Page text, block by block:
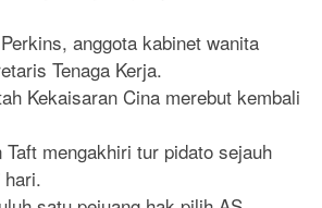
anggota kabinet wanita
Tenaga Kerja.
Kekaisaran Cina merebut kembali
Taft mengakhiri tur pidato sejauh